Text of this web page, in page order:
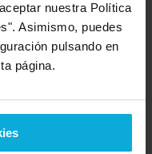
nuestra Política
Asimismo, puedes
pulsando en
página.
oficiales en el nuevo
de la empresa en
es imprescindible
. Y es posible que